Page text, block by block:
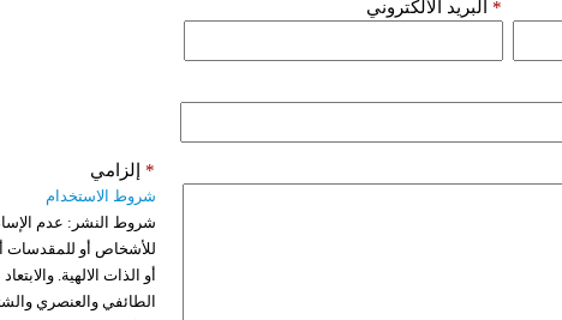
البريد الألكتروني *
إلزامي *
شروط الاستخدام
شروط النشر: عدم
للأشخاص أو للمقدسات
أو الذات الالهية.
الطائفي والعنصري